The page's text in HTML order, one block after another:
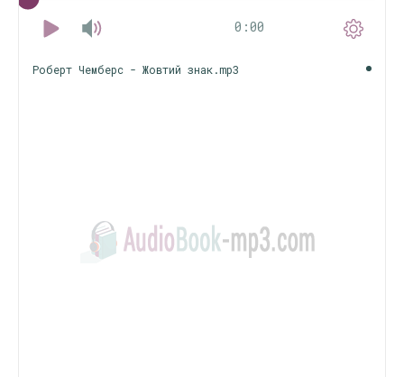
0:00
Роберт Чемберс - Жовтий знак.mp3